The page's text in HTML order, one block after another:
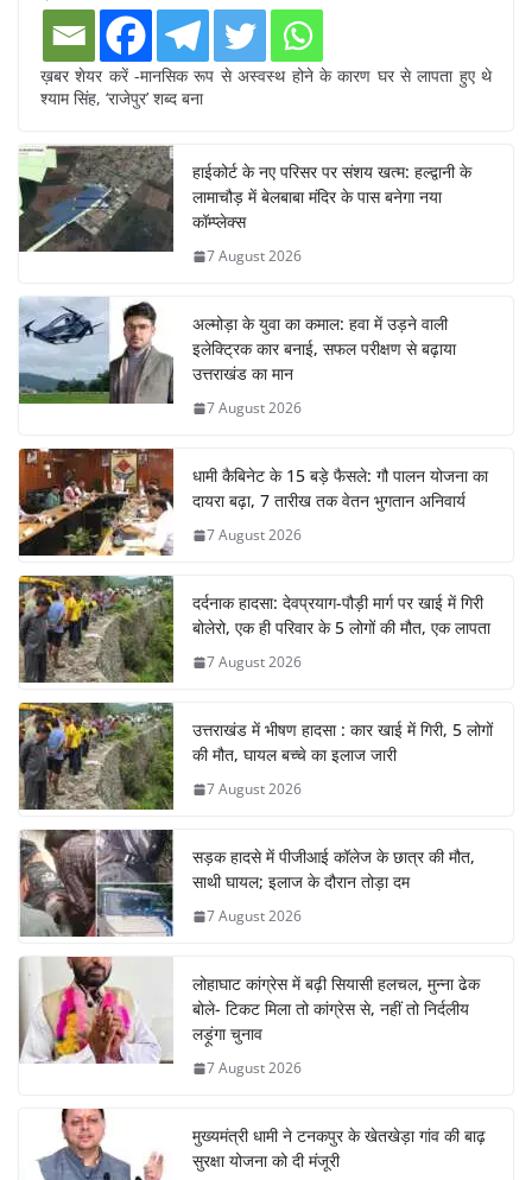
ख़बर शेयर करें -मानसिक रूप से अस्वस्थ होने के कारण घर से लापता हुए थे
श्याम सिंह, ‘राजेपुर’ शब्द बना
हाईकोर्ट के नए परिसर पर संशय खत्म: हल्द्वानी के
लामाचौड़ में बेलबाबा मंदिर के पास बनेगा नया
कॉम्प्लेक्स
7 August 2026
अल्मोड़ा के युवा का कमाल: हवा में उड़ने वाली
इलेक्ट्रिक कार बनाई, सफल परीक्षण से बढ़ाया
उत्तराखंड का मान
7 August 2026
धामी कैबिनेट के 15 बड़े फैसले: गौ पालन योजना का
दायरा बढ़ा, 7 तारीख तक वेतन भुगतान अनिवार्य
7 August 2026
दर्दनाक हादसा: देवप्रयाग-पौड़ी मार्ग पर खाई में गिरी
बोलेरो, एक ही परिवार के 5 लोगों की मौत, एक लापता
7 August 2026
उत्तराखंड में भीषण हादसा : कार खाई में गिरी, 5 लोगों
की मौत, घायल बच्चे का इलाज जारी
7 August 2026
सड़क हादसे में पीजीआई कॉलेज के छात्र की मौत,
साथी घायल; इलाज के दौरान तोड़ा दम
7 August 2026
लोहाघाट कांग्रेस में बढ़ी सियासी हलचल, मुन्ना ढेक
बोले- टिकट मिला तो कांग्रेस से, नहीं तो निर्दलीय
लड़ूंगा चुनाव
7 August 2026
मुख्यमंत्री धामी ने टनकपुर के खेतखेड़ा गांव की बाढ़
सुरक्षा योजना को दी मंजूरी